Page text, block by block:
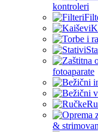
kontroleri
fotoaparate
&